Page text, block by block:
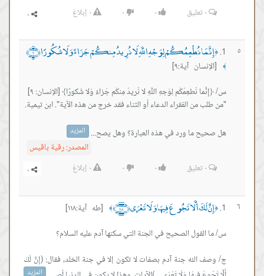
٠تعليق ٠ ٠ ٠ إبلاغ
٥ ﴿إِنَّمَا نُطْعِمُكُمْ لِوَجْهِ اللَّهِ لَا نُرِيدُ مِنكُمْ جَزَاءً وَلَا شُكُورًا ﴿٩﴾
﴾
[الإنسان آية:٩]
هل صحيح ما ورد في هذه العبارة؟ وهل يصح... المزيد
المصدر:رقية باقيس
٠تعليق ٠ ٠ ٠ إبلاغ
٦ ﴿إِنَّ لَكَ أَلَّا تَجُوعَ فِيهَا وَلَا تَعْرَى ﴿١١٨﴾ ﴾
[طه آية:١١٨]
ج/ وصف الله جنة آدم بصفات لا تكون إلا في جنة الخلد، فقال: (إِنَّ لَكَ
المزيد